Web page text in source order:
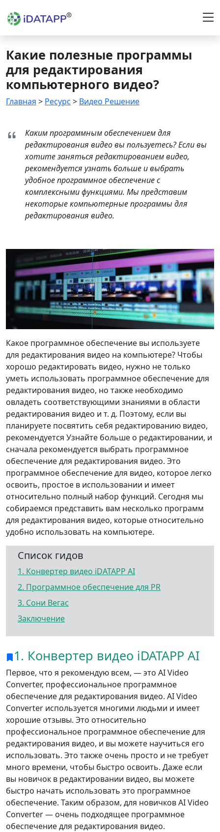
Какие полезные программы
для редактирования
компьютерного видео?
Главная > Ресурс > Видео Решение
Каким программным обеспечением для
редактирования видео вы пользуетесь? Если вы
хотите заняться редактированием видео,
рекомендуется узнать больше и выбрать
удобное программное обеспечение с
комплексными функциями. Мы представим
некоторые компьютерные программы для
редактирования видео.
Какое программное обеспечение вы используете
для редактирования видео на компьютере? Чтобы
хорошо редактировать видео, нужно не только
уметь использовать программное обеспечение для
редактирования видео, но также необходимо
овладеть соответствующими знаниями в области
редактирования видео и т. д. Поэтому, если вы
планируете посвятить себя редактированию видео,
рекомендуется Узнайте больше о редактировании, и
сначала рекомендуется выбрать программное
обеспечение для редактирования видео. Это
программное обеспечение для видео, которое легко
освоить, простое в использовании и имеет
относительно полный набор функций. Сегодня мы
собираемся представить вам несколько программ
для редактирования видео, которые относительно
удобно использовать на компьютере.
Список гидов
1. Конвертер видео iDATAPP AI
2. Программное обеспечение для PR
3. Сони Вегас
Заключение
1. Конвертер видео iDATAPP AI
Первое, что я рекомендую всем, — это AI Video
Converter, профессиональное программное
обеспечение для редактирования видео. AI Video
Converter используется многими людьми и имеет
хорошие отзывы. Это относительно
профессиональное программное обеспечение для
редактирования видео, и вы можете научиться его
использовать. Это также очень просто и не требует
много времени, чтобы быстро освоить. Даже если
вы новичок в редактировании видео, вы можете
быстро начать использовать это программное
обеспечение. Таким образом, для новичков AI Video
Converter — очень подходящее программное
обеспечение для редактирования видео.